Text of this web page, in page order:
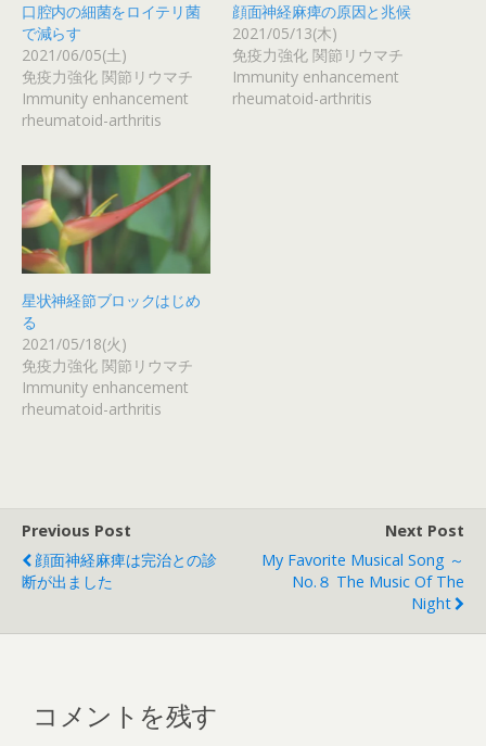
口腔内の細菌をロイテリ菌
で減らす
2021/06/05(土)
免疫力強化 関節リウマチ
Immunity enhancement
rheumatoid-arthritis
顔面神経麻痺の原因と兆候
2021/05/13(木)
免疫力強化 関節リウマチ
Immunity enhancement
rheumatoid-arthritis
星状神経節ブロックはじめ
る
2021/05/18(火)
免疫力強化 関節リウマチ
Immunity enhancement
rheumatoid-arthritis
Previous Post
顔面神経麻痺は完治との診
断が出ました
Next Post
My Favorite Musical Song ～
No.８ The Music Of The
Night
コメントを残す